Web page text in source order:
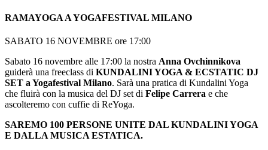
RAMAYOGA A YOGAFESTIVAL MILANO
SABATO 16 NOVEMBRE ore 17:00
Sabato 16 novembre alle 17:00 la nostra Anna Ovchinnikova
guiderà una freeclass di KUNDALINI YOGA & ECSTATIC DJ
SET a Yogafestival Milano. Sarà una pratica di Kundalini Yoga
che fluirà con la musica del DJ set di Felipe Carrera e che
ascolteremo con cuffie di ReYoga.
SAREMO 100 PERSONE UNITE DAL KUNDALINI YOGA
E DALLA MUSICA ESTATICA.